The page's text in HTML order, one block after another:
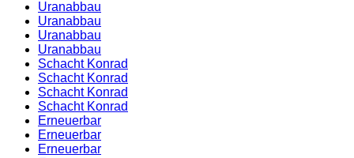
Uranabbau
Uranabbau
Uranabbau
Uranabbau
Schacht Konrad
Schacht Konrad
Schacht Konrad
Schacht Konrad
Erneuerbar
Erneuerbar
Erneuerbar